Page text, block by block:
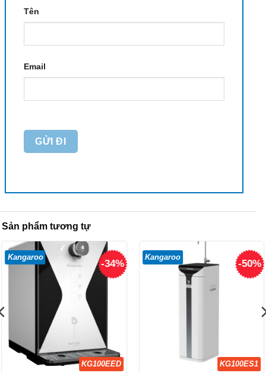
Tên
Email
Sản phẩm tương tự
-34%
Kangaroo
KG100EED
-50%
Kangaroo
KG100ES1